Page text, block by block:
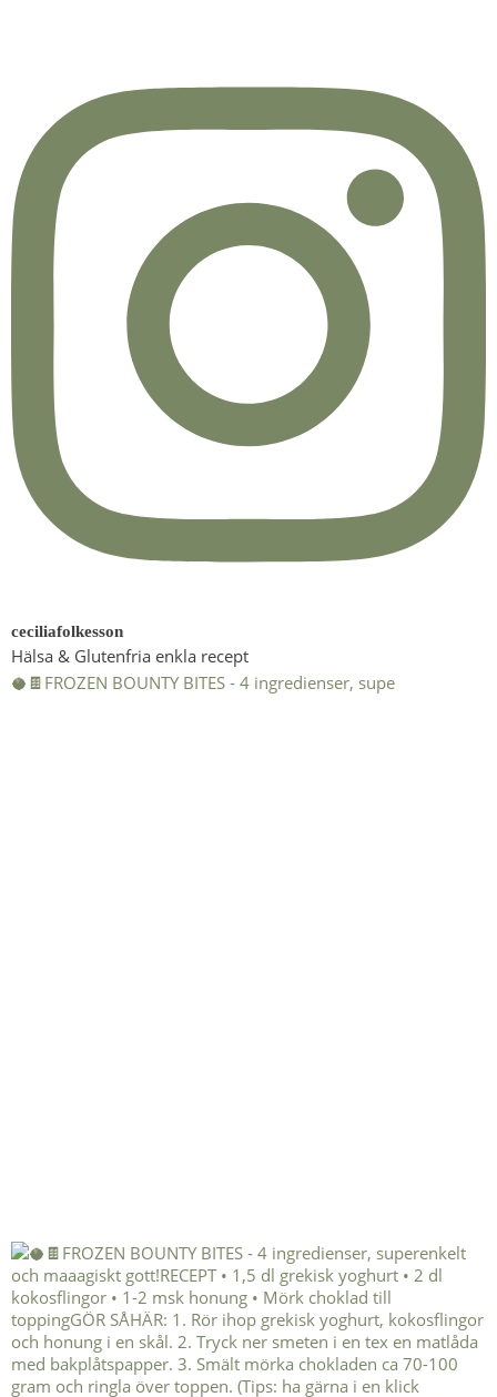
ceciliafolkesson
Hälsa & Glutenfria enkla recept
🥥🍫FROZEN BOUNTY BITES - 4 ingredienser, supe